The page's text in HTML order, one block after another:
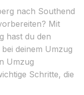
nach Southend
Mit
hast du den
deinem Umzug
Umzug
Schritte, die